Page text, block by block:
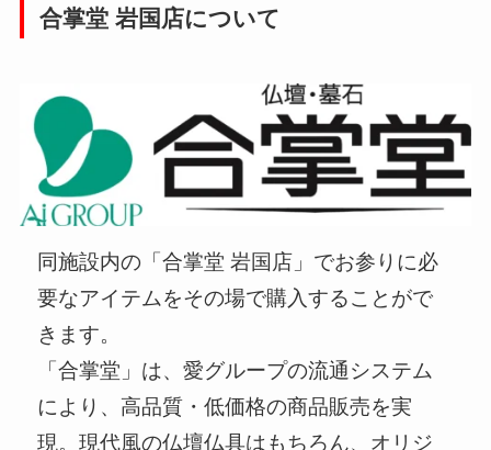
合掌堂 岩国店について
同施設内の「合掌堂 岩国店」でお参りに必
要なアイテムをその場で購入することがで
きます。
「合掌堂」は、愛グループの流通システム
により、高品質・低価格の商品販売を実
現。現代風の仏壇仏具はもちろん、オリジ